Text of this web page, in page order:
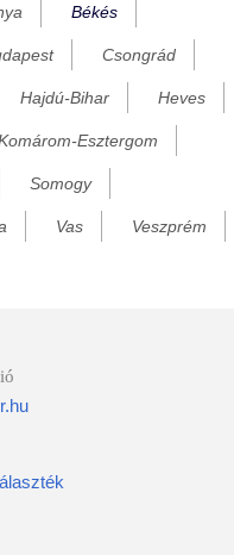
Békés
Csongrád
Hajdú-Bihar Heves
Esztergom
Somogy
Vas Veszprém